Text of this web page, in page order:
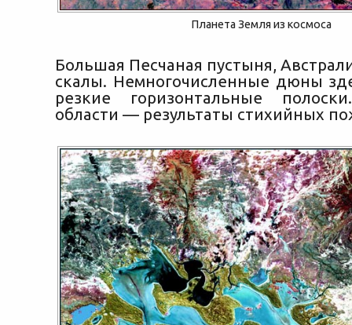
Планета Земля из космоса
Большая Песчаная пустыня,
скалы. Немногочисленные дюны
резкие горизонтальные
области — результаты стихийных